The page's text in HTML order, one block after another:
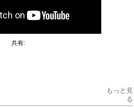
共有:
もっと見
る